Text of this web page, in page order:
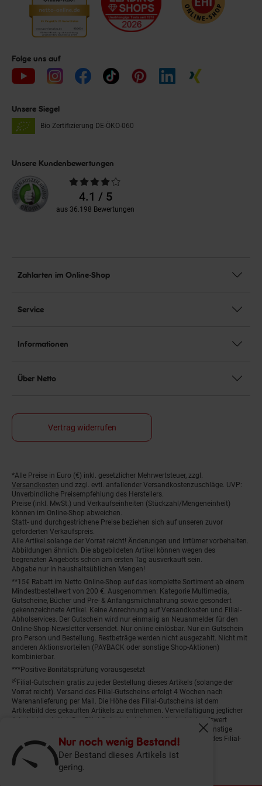
Nur noch wenig Bestand!
Der Bestand dieses Artikels ist
gering.
Fenster
Folge uns auf
Unsere Siegel
Bio Zertifizierung DE-ÖKO-060
Unsere Kundenbewertungen
Durchschnittliche
Bewertungen4.1 / 5
aus 36.198 Bewertungen
Zahlarten im Online-Shop
Service
Informationen
Über Netto
Vertrag widerrufen
Fußnoten
*Alle Preise in Euro (€) inkl. gesetzlicher Mehrwertsteuer, zzgl.
Versandkosten und zzgl. evtl. anfallender Versandkostenzuschläge. UVP:
Unverbindliche Preisempfehlung des Herstellers.
Preise (inkl. MwSt.) und Verkaufseinheiten (Stückzahl/Mengeneinheit)
können im Online-Shop abweichen.
Statt- und durchgestrichene Preise beziehen sich auf unseren zuvor
geforderten Verkaufspreis.
Alle Artikel solange der Vorrat reicht! Änderungen und Irrtümer vorbehalten.
Abbildungen ähnlich. Die abgebildeten Artikel können wegen des
begrenzten Angebots schon am ersten Tag ausverkauft sein.
Abgabe nur in haushaltsüblichen Mengen!
**15€ Rabatt im Netto Online-Shop auf das komplette Sortiment ab einem
Mindestbestellwert von 200 €. Ausgenommen: Kategorie Multimedia,
Gutscheine, Bücher und Pre- & Anfangsmilchnahrung sowie gesondert
gekennzeichnete Artikel. Keine Anrechnung auf Versandkosten und Filial-
Abholservices. Der Gutschein wird nur einmalig an Neuanmelder für den
Online-Shop-Newsletter versendet. Nur online einlösbar. Nur ein Gutschein
pro Person und Bestellung. Restbeträge werden nicht ausgezahlt. Nicht mit
anderen Aktionsvorteilen (PAYBACK oder sonstige Shop-Aktionen)
kombinierbar.
***Positive Bonitätsprüfung vorausgesetzt
²⁰Filial-Gutschein gratis zu jeder Bestellung dieses Artikels (solange der
Vorrat reicht). Versand des Filial-Gutscheins erfolgt 4 Wochen nach
Warenanlieferung per Mail. Die Höhe des Filial-Gutscheins ist dem
Artikelbild des gekauften Artikels zu entnehmen. Vervielfältigung jeglicher
Art nicht gestattet. Der Filial-Gutschein ist ohne Mindesteinkaufswert
einlösbar. Nicht mit anderen Aktionsvorteilen (PAYBACK oder sonstige
Shop-Aktionen) kombinierbar. Der jeweilige Gültigkeitszeitraum des Filial-
Gutscheins ist darauf vermerkt.